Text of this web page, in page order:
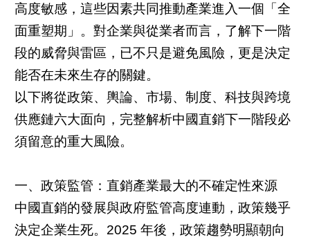
高度敏感，這些因素共同推動產業進入一個「全
面重塑期」。對企業與從業者而言，了解下一階
段的威脅與雷區，已不只是避免風險，更是決定
能否在未來生存的關鍵。
以下將從政策、輿論、市場、制度、科技與跨境
供應鏈六大面向，完整解析中國直銷下一階段必
須留意的重大風險。
一、政策監管：直銷產業最大的不確定性來源
中國直銷的發展與政府監管高度連動，政策幾乎
決定企業生死。2025 年後，政策趨勢明顯朝向